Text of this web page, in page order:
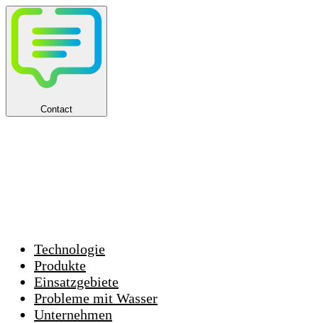
Contact
Technologie
Produkte
Einsatzgebiete
Probleme mit Wasser
Unternehmen